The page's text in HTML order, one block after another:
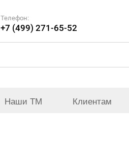
Телефон:
+7 (499) 271-65-52
Наши ТМ Клиентам